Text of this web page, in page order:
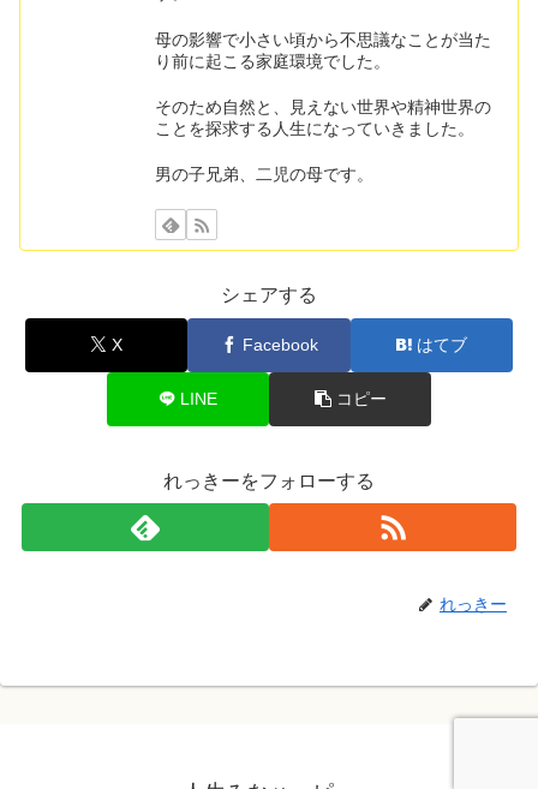
母の影響で小さい頃から不思議なことが当た
り前に起こる家庭環境でした。
そのため自然と、見えない世界や精神世界の
ことを探求する人生になっていきました。
男の子兄弟、二児の母です。
シェアする
X Facebook はてブ
LINE コピー
れっきーをフォローする
れっきー